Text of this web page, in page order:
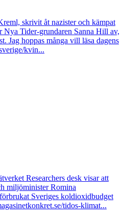
skrivit åt nazister och kämpat
Nya Tider-grundaren Sanna Hill av,
Jag hoppas många vill läsa dagens
kvin...
Researchers desk visar att
miljöminister Romina
Sveriges koldioxidbudget
tidos-klimat...